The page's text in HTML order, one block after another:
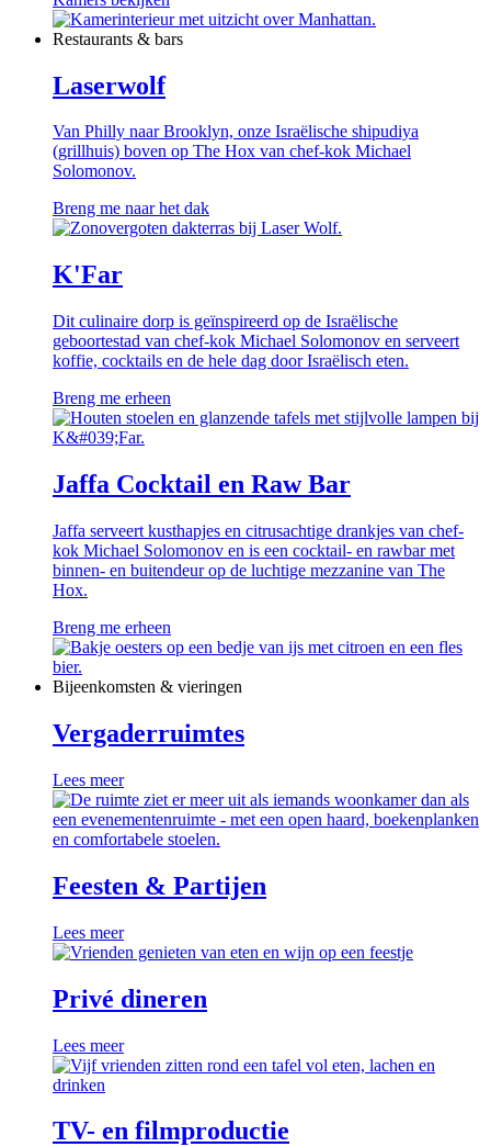
Restaurants & bars
Laserwolf
Van Philly naar Brooklyn, onze Israëlische shipudiya
(grillhuis) boven op The Hox van chef-kok Michael
Solomonov.
Breng me naar het dak
K'Far
Dit culinaire dorp is geïnspireerd op de Israëlische
geboortestad van chef-kok Michael Solomonov en serveert
koffie, cocktails en de hele dag door Israëlisch eten.
Breng me erheen
Jaffa Cocktail en Raw Bar
Jaffa serveert kusthapjes en citrusachtige drankjes van chef-
kok Michael Solomonov en is een cocktail- en rawbar met
binnen- en buitendeur op de luchtige mezzanine van The
Hox.
Breng me erheen
Bijeenkomsten & vieringen
Vergaderruimtes
Lees meer
Feesten & Partijen
Lees meer
Privé dineren
Lees meer
TV- en filmproductie